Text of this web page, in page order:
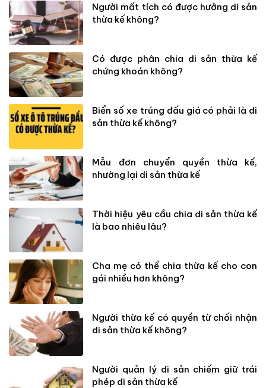
Người mất tích có được hưởng di sản
thừa kế không?
Có được phân chia di sản thừa kế
chứng khoán không?
Biển số xe trúng đấu giá có phải là di
sản thừa kế không?
Mẫu đơn chuyển quyền thừa kế,
nhường lại di sản thừa kế
Thời hiệu yêu cầu chia di sản thừa kế
là bao nhiêu lâu?
Cha mẹ có thể chia thừa kế cho con
gái nhiều hơn không?
Người thừa kế có quyền từ chối nhận
di sản thừa kế không?
Người quản lý di sản chiếm giữ trái
phép di sản thừa kế